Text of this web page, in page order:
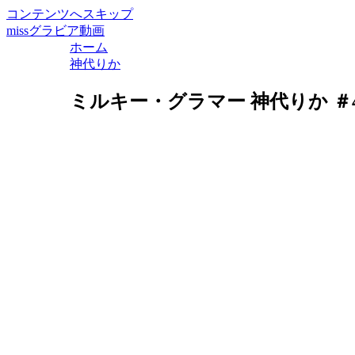
コンテンツへスキップ
missグラビア動画
ホーム
神代りか
ミルキー・グラマー 神代りか